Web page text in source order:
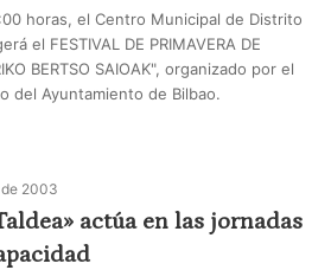
horas, el Centro Municipal de Distrito
el FESTIVAL DE PRIMAVERA DE
BERTSO SAIOAK", organizado por el
del Ayuntamiento de Bilbao.
2003
actúa en las jornadas